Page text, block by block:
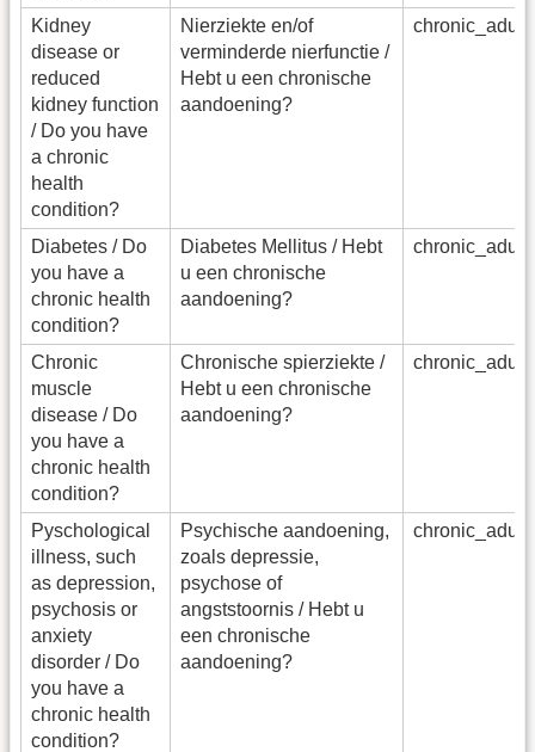
Kidney
disease or
reduced
kidney function
/ Do you have
a chronic
health
condition?
Nierziekte en/of
verminderde nierfunctie /
Hebt u een chronische
aandoening?
Diabetes / Do
you have a
chronic health
condition?
Diabetes Mellitus / Hebt
u een chronische
aandoening?
Chronic
muscle
disease / Do
you have a
chronic health
condition?
Chronische spierziekte /
Hebt u een chronische
aandoening?
Pyschological
illness, such
as depression,
psychosis or
anxiety
disorder / Do
you have a
chronic health
condition?
Psychische aandoening,
zoals depressie,
psychose of
angststoornis / Hebt u
een chronische
aandoening?